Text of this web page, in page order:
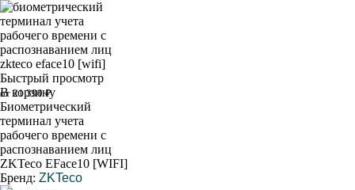
Быстрый просмотр
В корзину
от 21 390 ₽
Биометрический
терминал учета
рабочего времени с
распознаванием лиц
ZKTeco EFace10 [WIFI]
Бренд: ZKTeco